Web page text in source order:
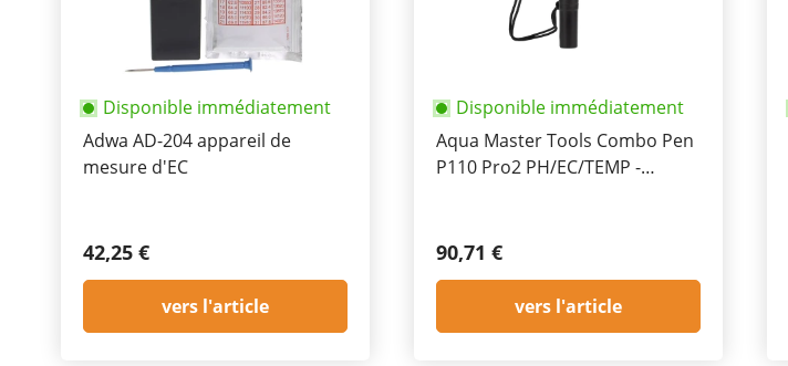
Disponible immédiatement
Adwa AD-204 appareil de
mesure d'EC
42,25 €
vers l'article
Disponible immédiatement
Aqua Master Tools Combo Pen
P110 Pro2 PH/EC/TEMP -
90,71 €
vers l'article